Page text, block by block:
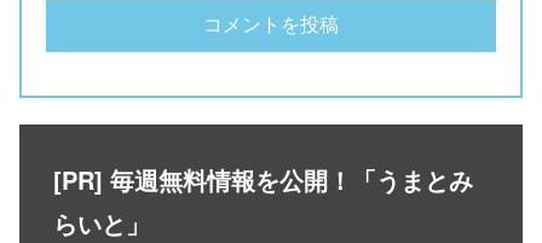
[PR] 毎週無料情報を公開！「うまとみ
らいと」